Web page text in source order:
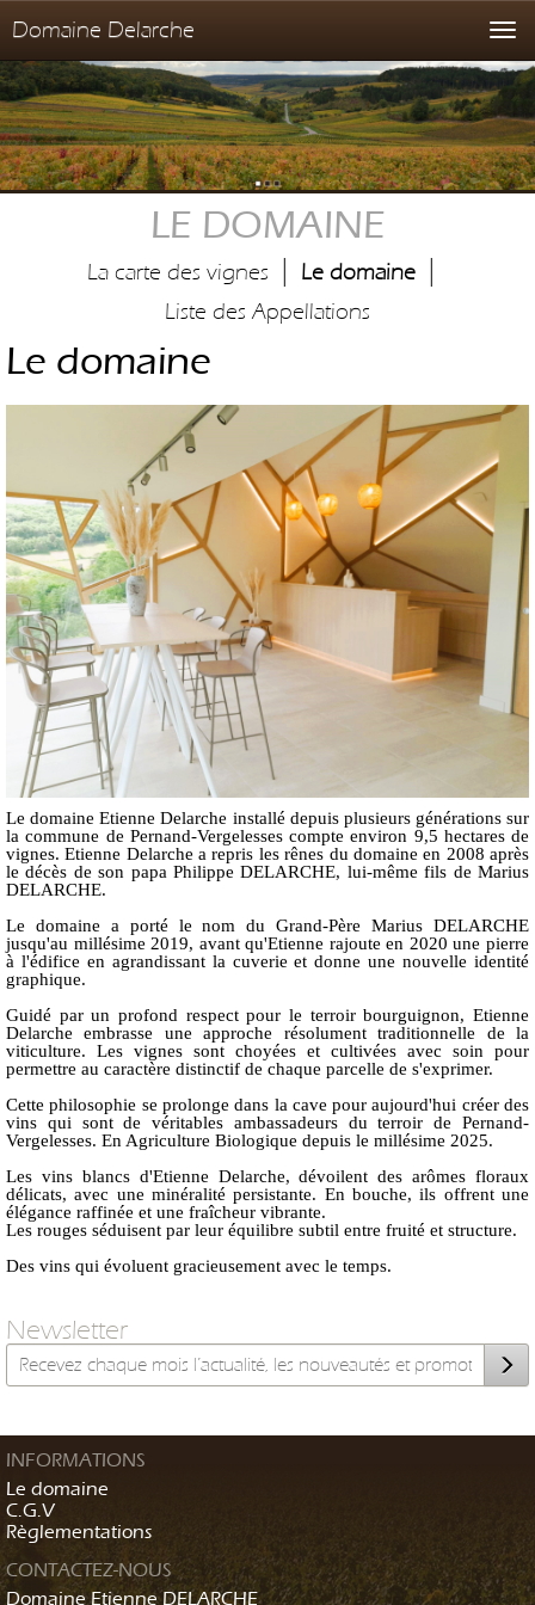
T
o
g
l
e
n
o
Domaine Delarche
LE DOMAINE
La carte des vignes | Le domaine |
Liste des Appellations
Le domaine
Le domaine Etienne Delarche installé depuis plusieurs générations sur
la commune de Pernand-Vergelesses compte environ 9,5 hectares de
vignes. Etienne Delarche a repris les rênes du domaine en 2008 après
le décès de son papa Philippe DELARCHE, lui-même fils de Marius
DELARCHE.
Le domaine a porté le nom du Grand-Père Marius DELARCHE
jusqu'au millésime 2019, avant qu'Etienne rajoute en 2020 une pierre
à l'édifice en agrandissant la cuverie et donne une nouvelle identité
graphique.
Guidé par un profond respect pour le terroir bourguignon, Etienne
Delarche embrasse une approche résolument traditionnelle de la
viticulture. Les vignes sont choyées et cultivées avec soin pour
permettre au caractère distinctif de chaque parcelle de s'exprimer.
Cette philosophie se prolonge dans la cave pour aujourd'hui créer des
vins qui sont de véritables ambassadeurs du terroir de Pernand-
Vergelesses. En Agriculture Biologique depuis le millésime 2025.
Les vins blancs d'Etienne Delarche, dévoilent des arômes floraux
délicats, avec une minéralité persistante. En bouche, ils offrent une
élégance raffinée et une fraîcheur vibrante.
Les rouges séduisent par leur équilibre subtil entre fruité et structure.
Des vins qui évoluent gracieusement avec le temps.
Newsletter
INFORMATIONS
Le domaine
C.G.V
Règlementations
CONTACTEZ-NOUS
Domaine Etienne DELARCHE